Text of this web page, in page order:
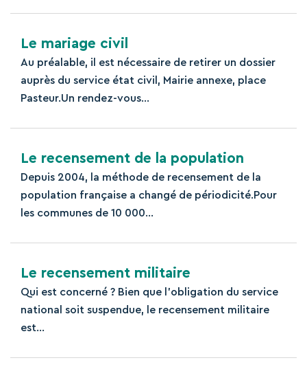
Le mariage civil
Au préalable, il est nécessaire de retirer un dossier
auprès du service état civil, Mairie annexe, place
Pasteur.Un rendez-vous...
Le recensement de la population
Depuis 2004, la méthode de recensement de la
population française a changé de périodicité.Pour
les communes de 10 000...
Le recensement militaire
Qui est concerné ? Bien que l’obligation du service
national soit suspendue, le recensement militaire
est...